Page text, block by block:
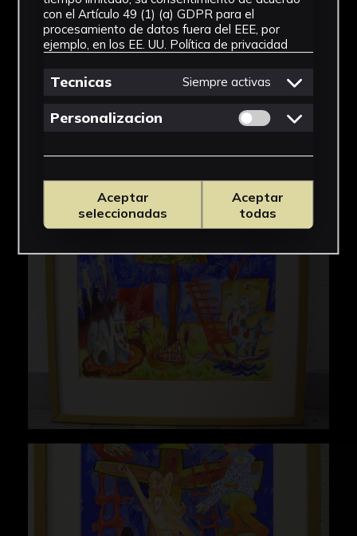
con el Artículo 49 (1) (a) GDPR para el
procesamiento de datos fuera del EEE, por
ejemplo, en los EE. UU. Política de privacidad
Tecnicas Siempre activas
Personalizacion Permitir cookies
Aceptar
seleccionadas
Aceptar
todas